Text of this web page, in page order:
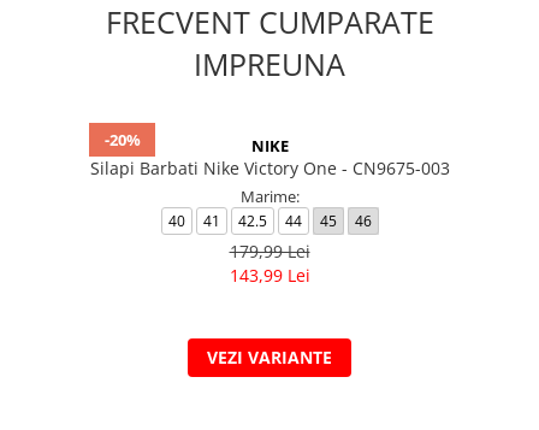
FRECVENT CUMPARATE
IMPREUNA
-20% NIKE
Silapi Barbati Nike Victory One - CN9675-003
Marime:
40 41 42.5 44 45 46
179,99 Lei
143,99 Lei
VEZI VARIANTE